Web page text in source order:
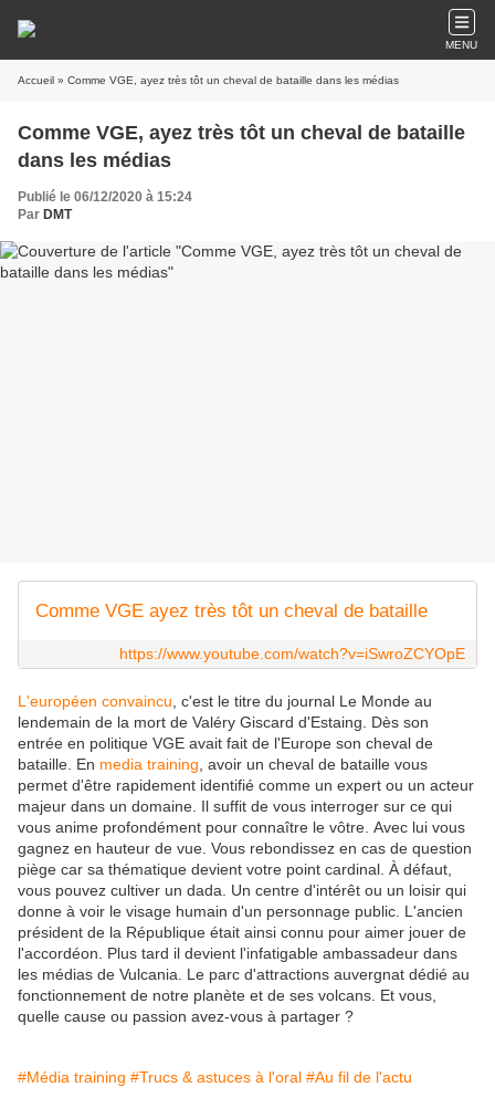
MENU
Accueil » Comme VGE, ayez très tôt un cheval de bataille dans les médias
Comme VGE, ayez très tôt un cheval de bataille
dans les médias
Publié le 06/12/2020 à 15:24
Par DMT
Comme VGE ayez très tôt un cheval de bataille
https://www.youtube.com/watch?v=iSwroZCYOpE
L'européen convaincu , c'est le titre du journal Le Monde au
lendemain de la mort de Valéry Giscard d'Estaing. Dès son
entrée en politique VGE avait fait de l'Europe son cheval de
bataille. En media training , avoir un cheval de bataille vous
permet d'être rapidement identifié comme un expert ou un acteur
majeur dans un domaine. Il suffit de vous interroger sur ce qui
vous anime profondément pour connaître le vôtre. Avec lui vous
gagnez en hauteur de vue. Vous rebondissez en cas de question
piège car sa thématique devient votre point cardinal. À défaut,
vous pouvez cultiver un dada. Un centre d'intérêt ou un loisir qui
donne à voir le visage humain d'un personnage public. L'ancien
président de la République était ainsi connu pour aimer jouer de
l'accordéon. Plus tard il devient l'infatigable ambassadeur dans
les médias de Vulcania. Le parc d'attractions auvergnat dédié au
fonctionnement de notre planète et de ses volcans. Et vous,
quelle cause ou passion avez-vous à partager ?
#Média training #Trucs & astuces à l'oral #Au fil de l'actu